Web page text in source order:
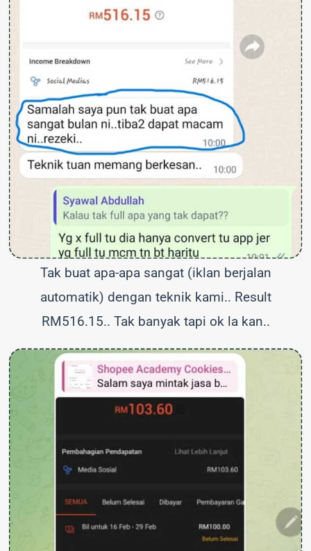
Tak buat apa-apa sangat (iklan berjalan
automatik) dengan teknik kami.. Result
RM516.15.. Tak banyak tapi ok la kan..